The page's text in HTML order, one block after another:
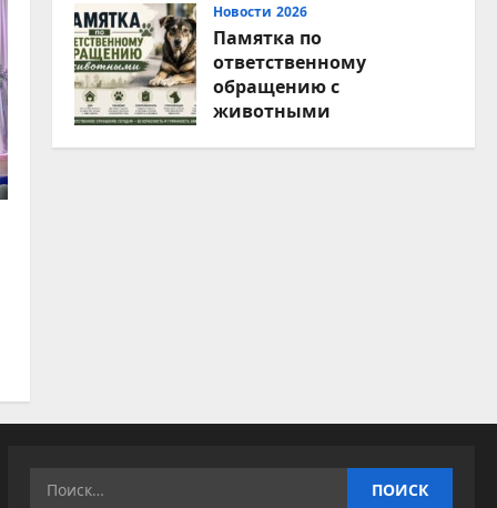
Новости 2026
Памятка по
ответственному
обращению с
животными
Найти: